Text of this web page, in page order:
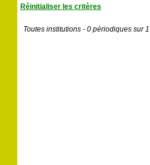
Réinitialiser les critères
Toutes institutions - 0 périodiques sur